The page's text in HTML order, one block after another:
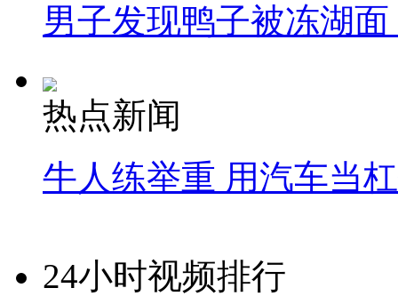
男子发现鸭子被冻湖
热点新闻
牛人练举重 用汽车当
24小时视频排行